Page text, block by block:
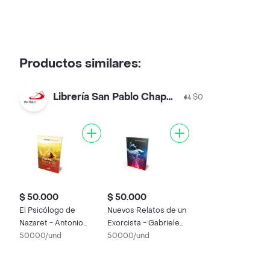
Productos similares:
Librería San Pablo Chapinero $0
$ 50.000
El Psicólogo de
Nazaret - Antonio
Gargallo Gil
50000/und
$ 50.000
Nuevos Relatos de un
Exorcista - Gabriele
Amorth
50000/und